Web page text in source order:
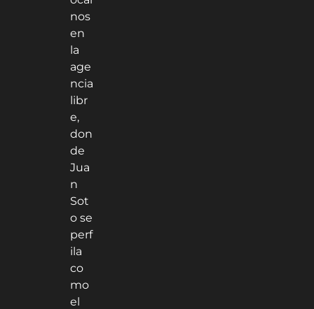
nos
en
la
age
ncia
libr
e,
don
de
Jua
n
Sot
o se
perf
ila
co
mo
el